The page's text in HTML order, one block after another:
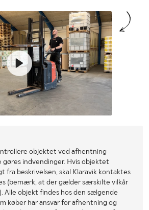
objektet ved afhentning
gøres indvendinger. Hvis objektet
fra beskrivelsen, skal Klaravik kontaktes
(bemærk, at der gælder særskilte vilkår
Alle objekt findes hos den sælgende
køber har ansvar for afhentning og